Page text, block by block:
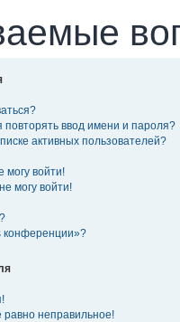
ввод имени и пароля?
активных пользователей?
могу войти!
могу войти!
конференции»?
равно неправильное!